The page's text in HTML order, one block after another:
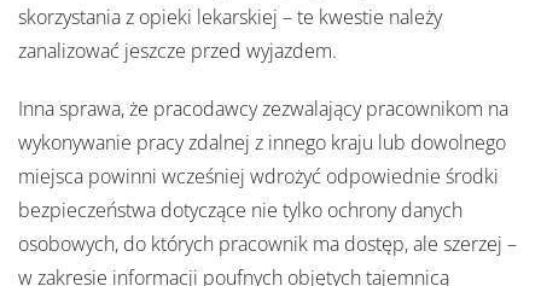
skorzystania z opieki lekarskiej – te kwestie należy
zanalizować jeszcze przed wyjazdem.
Inna sprawa, że pracodawcy zezwalający pracownikom na
wykonywanie pracy zdalnej z innego kraju lub dowolnego
miejsca powinni wcześniej wdrożyć odpowiednie środki
bezpieczeństwa dotyczące nie tylko ochrony danych
osobowych, do których pracownik ma dostęp, ale szerzej –
w zakresie informacji poufnych objętych tajemnicą